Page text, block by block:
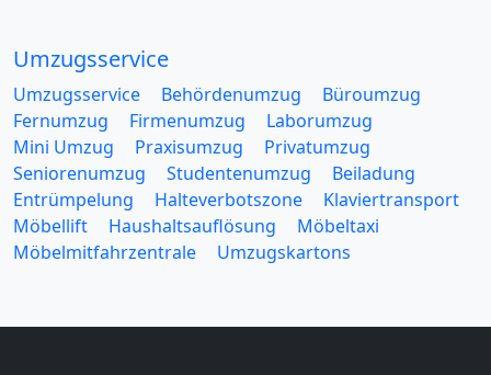
Umzugsservice
Umzugsservice Behördenumzug
Büroumzug
Fernumzug
Firmenumzug
Laborumzug
Mini Umzug
Praxisumzug
Privatumzug
Seniorenumzug
Studentenumzug
Beiladung
Entrümpelung
Halteverbotszone
Klaviertransport
Möbellift
Haushaltsauflösung
Möbeltaxi
Möbelmitfahrzentrale
Umzugskartons